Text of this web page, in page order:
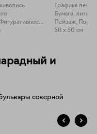
Портрет, Фигуративное искусство
Графика
Бумага,
Пейзаж,
50 x 50 см
и
северной